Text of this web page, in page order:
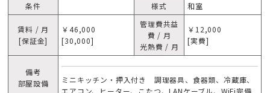
条件
様式 和室
賃料 / 月
[保証金]
￥46,000
[30,000]
管理費共益
費 / 月
光熱費 / 月
￥12,000
[実費]
備考
部屋設備
ミニキッチン・押入付き 調理器具、食器類、冷蔵庫、
エアコン、ヒーター、こたつ、LANケーブル、WiFi完備